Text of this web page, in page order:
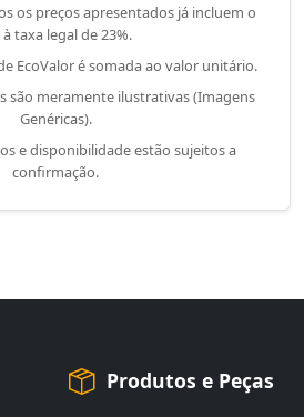
os preços apresentados já incluem o
à taxa legal de 23%.
EcoValor é somada ao valor unitário.
são meramente ilustrativas (Imagens
Genéricas).
e disponibilidade estão sujeitos a
confirmação.
Produtos e Peças